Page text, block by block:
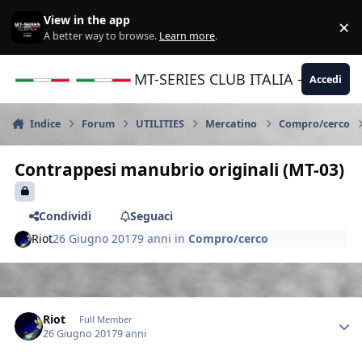
View in the app
A better way to browse. Learn more. ×
MT-SERIES CLUB ITALIA -Accedi
Indice Forum UTILITIES Mercatino Compro/cerco
Contrappesi manubrio originali (MT-03)
Condividi
Seguaci
Riot26 Giugno 20179 anni inCompro/cerco
Riot Full Member
26 Giugno 20179 anni